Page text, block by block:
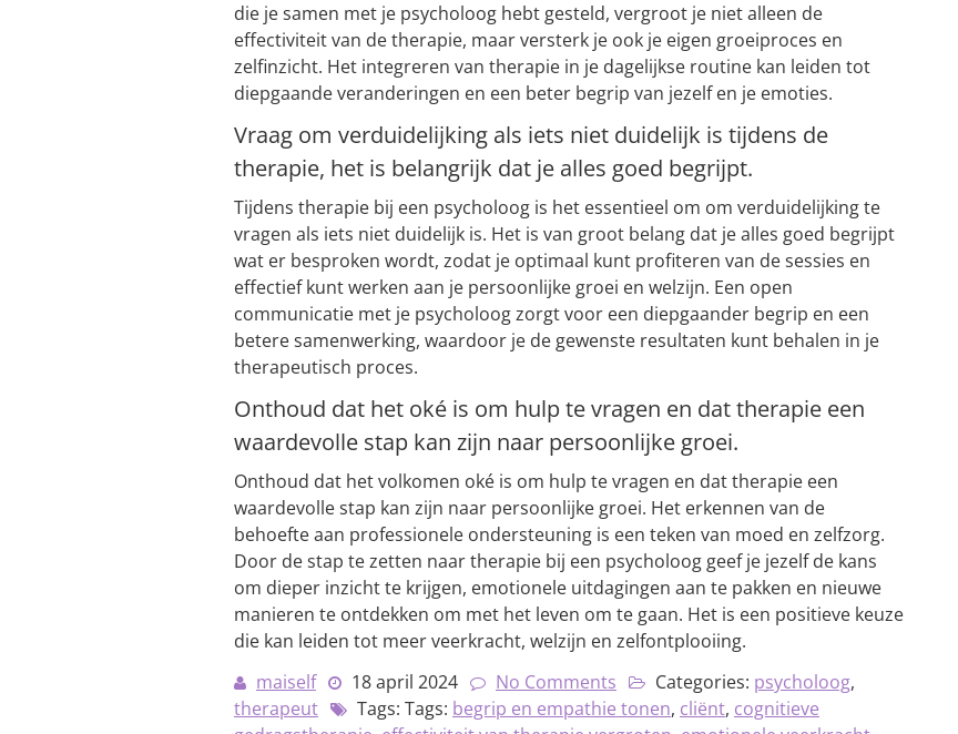
die je samen met je psycholoog hebt gesteld, vergroot je niet alleen de
effectiviteit van de therapie, maar versterk je ook je eigen groeiproces en
zelfinzicht. Het integreren van therapie in je dagelijkse routine kan leiden tot
diepgaande veranderingen en een beter begrip van jezelf en je emoties.
Vraag om verduidelijking als iets niet duidelijk is tijdens de
therapie, het is belangrijk dat je alles goed begrijpt.
Tijdens therapie bij een psycholoog is het essentieel om om verduidelijking te
vragen als iets niet duidelijk is. Het is van groot belang dat je alles goed begrijpt
wat er besproken wordt, zodat je optimaal kunt profiteren van de sessies en
effectief kunt werken aan je persoonlijke groei en welzijn. Een open
communicatie met je psycholoog zorgt voor een diepgaander begrip en een
betere samenwerking, waardoor je de gewenste resultaten kunt behalen in je
therapeutisch proces.
Onthoud dat het oké is om hulp te vragen en dat therapie een
waardevolle stap kan zijn naar persoonlijke groei.
Onthoud dat het volkomen oké is om hulp te vragen en dat therapie een
waardevolle stap kan zijn naar persoonlijke groei. Het erkennen van de
behoefte aan professionele ondersteuning is een teken van moed en zelfzorg.
Door de stap te zetten naar therapie bij een psycholoog geef je jezelf de kans
om dieper inzicht te krijgen, emotionele uitdagingen aan te pakken en nieuwe
manieren te ontdekken om met het leven om te gaan. Het is een positieve keuze
die kan leiden tot meer veerkracht, welzijn en zelfontplooiing.
maiself
18 april 2024 No Comments Categories: psycholoog,
therapeut
Tags: Tags: begrip en empathie tonen, cliënt, cognitieve